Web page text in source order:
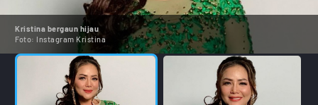
Kristina bergaun hijau
Foto: Instagram Kristina